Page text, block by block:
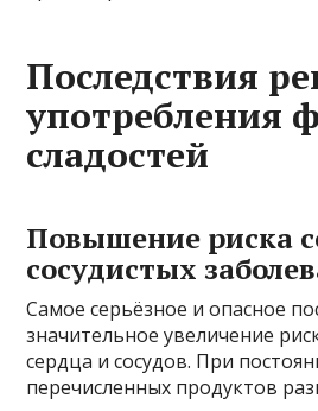
Последствия
употребления
сладостей
Повышение риска
сосудистых
Самое серьёзное и опасное
значительное увеличение
сердца и сосудов. При
перечисленных продуктов